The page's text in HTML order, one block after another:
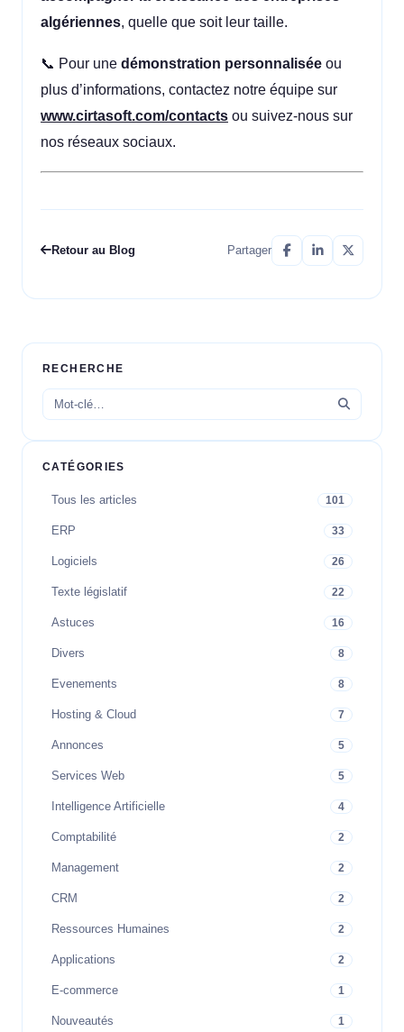
algériennes, quelle que soit leur taille.
📞 Pour une démonstration personnalisée ou
plus d’informations, contactez notre équipe sur
www.cirtasoft.com/contacts ou suivez-nous sur
nos réseaux sociaux.
Retour au Blog Partager
RECHERCHE
CATÉGORIES
Tous les articles 101
ERP 33
Logiciels 26
Texte législatif 22
Astuces 16
Divers 8
Evenements 8
Hosting & Cloud 7
Annonces 5
Services Web 5
Intelligence Artificielle 4
Comptabilité 2
Management 2
CRM 2
Ressources Humaines 2
Applications 2
E-commerce 1
Nouveautés 1